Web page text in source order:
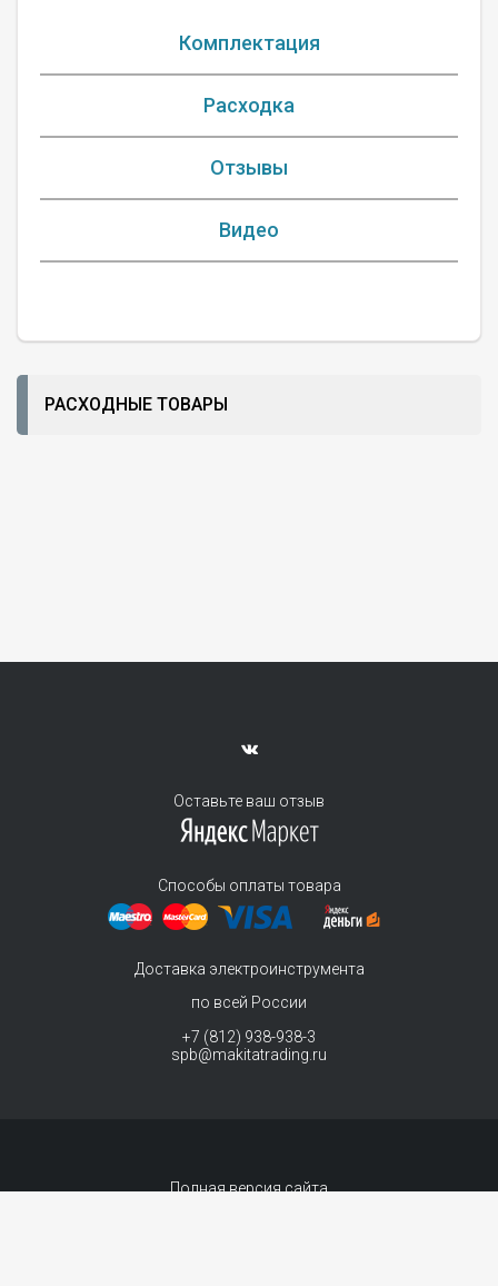
Комплектация
Расходка
Отзывы
Видео
РАСХОДНЫЕ ТОВАРЫ
Оставьте ваш отзыв
Способы оплаты товара
Доставка электроинструмента
по всей России
+7 (812) 938-938-3
spb@makitatrading.ru
Полная версия сайта